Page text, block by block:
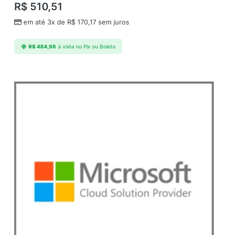
R$ 510,51
em até 3x de R$ 170,17 sem juros
R$484,98 à vista no Pix ou Boleto